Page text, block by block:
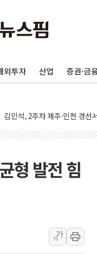
외투자 산업 증권·금
포항시 재난예산 40억 긴급
[종합] 김민석, 정청래에
인천 합동연설회 나선 송영길
인사하는 김민석 당대표 후보
[속보] 민주, 제주·인천 경선
[속보] 민주, 제주 경선 결과
이번주 국내 주요 금융일정
서울 중랑구 주택가서 흉기
李대통령 "결혼 때문에 손해
형 발전 힘
가
가